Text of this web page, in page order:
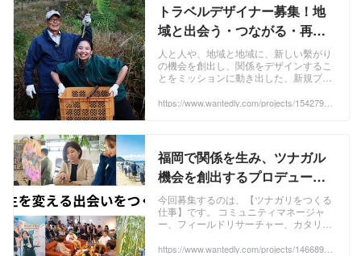
トラベルデザイナー募集！地
域と出会う・つながる・再会
する旅 - ツナガル株式会社のプ
ロジェクトマネージャーの採
用 - Wantedly
人と人や、地域と地域に、新しい繫がり
の機会を創出し、関係をデザインするこ
とをミッションに動き出した、新規プロ
https://www.wantedly.com/projects/1542799?
福岡で関係を生み、ツナガル
機会を創出するプロデューサ
ーWanted！ - ツナガル株式会
社のプロジェクトマネージャ
ーの採用 - Wantedly
今回募集するのは、【ツナガリをつくる
仕事】です。 コミュニティマネージャ
ー、フィールドリサーチャー、カタリス
https://www.wantedly.com/projects/1466890?